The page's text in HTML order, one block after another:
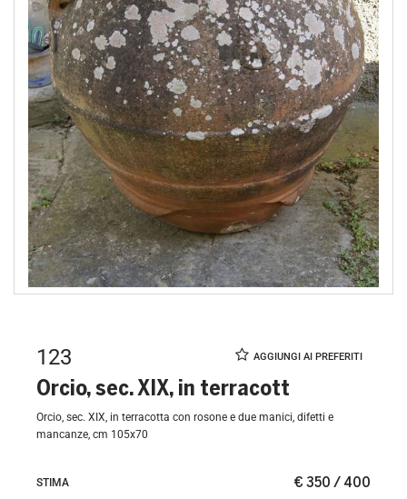
123
Orcio, sec. XIX, in terracott
Orcio, sec. XIX, in terracotta con rosone e due manici, difetti e
mancanze, cm 105x70
€ 350 / 400
STIMA